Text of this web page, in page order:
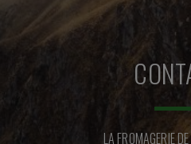
LA FROMAGERIE